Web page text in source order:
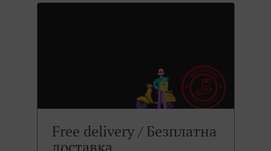
Free delivery / Безплатна
доставка